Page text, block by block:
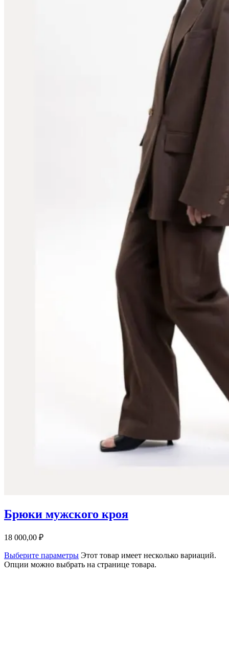
Брюки мужского кроя
18 000,00 ₽
Выберите параметры Этот товар имеет несколько вариаций.
Опции можно выбрать на странице товара.